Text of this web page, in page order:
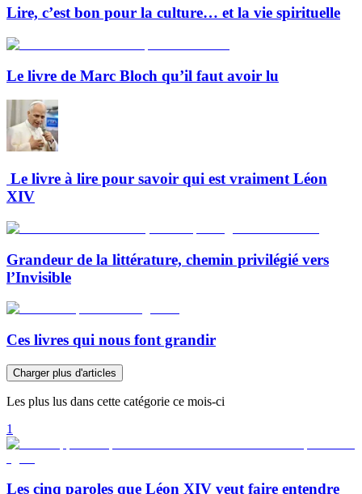
Lire, c’est bon pour la culture… et la vie spirituelle
Le livre de Marc Bloch qu’il faut avoir lu
Le livre à lire pour savoir qui est vraiment Léon
XIV
Grandeur de la littérature, chemin privilégié vers
l’Invisible
Ces livres qui nous font grandir
Charger plus d'articles
Les plus lus dans cette catégorie ce mois-ci
1
Les cinq paroles que Léon XIV veut faire entendre